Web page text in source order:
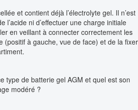
et contient déjà l’électrolyte gel. Il n’est
l’acide ni d’effectuer une charge initiale
en veillant à connecter correctement les
(positif à gauche, vue de face) et de la fixer
type de batterie gel AGM et quel est son
modéré ?